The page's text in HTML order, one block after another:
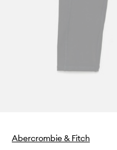
Abercrombie & Fitch